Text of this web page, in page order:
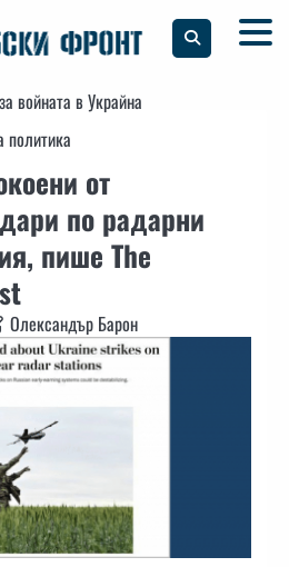
войната в Украйна
от
по радарни
пише The
Олександър Барон